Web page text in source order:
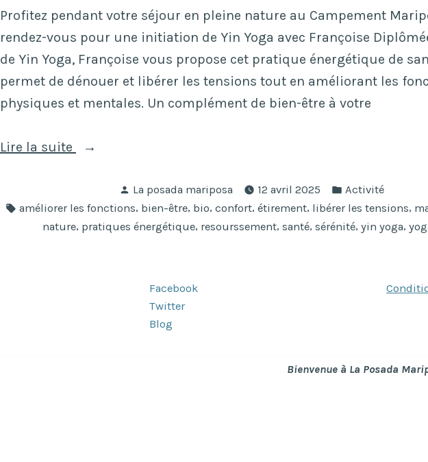
Profitez pendant votre séjour en pleine nature au Campement
rendez-vous pour une initiation de Yin Yoga avec Françoise
de Yin Yoga, Françoise vous propose cet pratique énergétique de
permet de dénouer et libérer les tensions tout en améliorant les
physiques et mentales. Un complément de bien-être à votre
Lire la suite
« Initiation
yoga
en
personnes »
Publié
par
La posada mariposa 12 avril 2025
Publié
dans
Activité
Étiquettes :
améliorer les fonctions, bien-être, bio, confort, étirement, libérer les tensions,
nature, pratiques énergétique, resourssement, santé, sérénité, yin yoga,
Facebook
Twitter
Blog
Bienvenue à La Posada